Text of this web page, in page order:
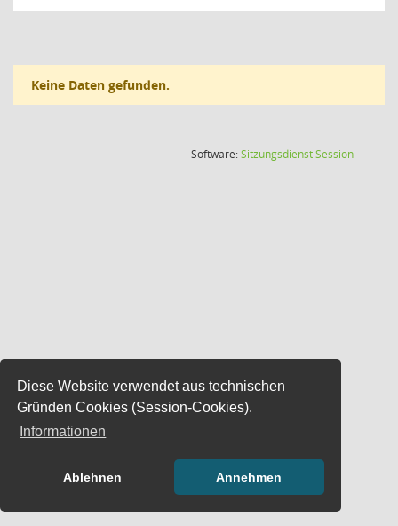
Diese Website verwendet aus technischen
Gründen Cookies (Session-Cookies).
Informationen
Ablehnen Annehmen
Keine Daten gefunden.
Software:SitzungsdienstSession(Wird in